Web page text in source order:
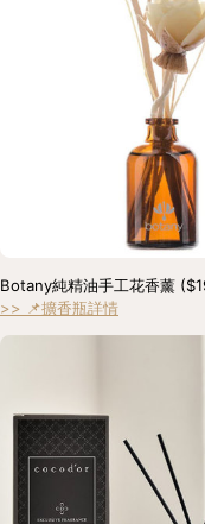
Botany純精油手工花香薰
>> 📌擴香瓶詳情